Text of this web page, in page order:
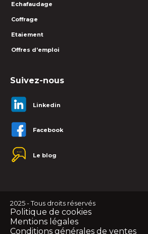
Echafaudage
Coffrage
Etaiement
Offres d’emploi
Suivez-nous
Linkedin
Facebook
Le blog
2025 - Tous droits réservés
Politique de cookies
Mentions légales
Conditions générales de ventes